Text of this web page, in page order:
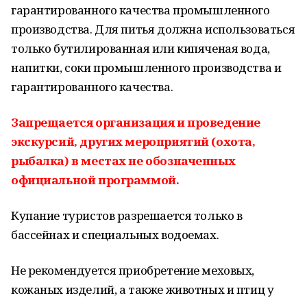
гарантированного качества промышленного
производства. Для питья должна использоваться
только бутилированная или кипяченая вода,
напитки, соки промышленного производства и
гарантированного качества.
Запрещается организация и проведение
экскурсий, других мероприятий (охота,
рыбалка) в местах не обозначенных
официальной программой.
Купание туристов разрешается только в
бассейнах и специальных водоемах.
Не рекомендуется приобретение меховых,
кожаных изделий, а также животных и птиц у